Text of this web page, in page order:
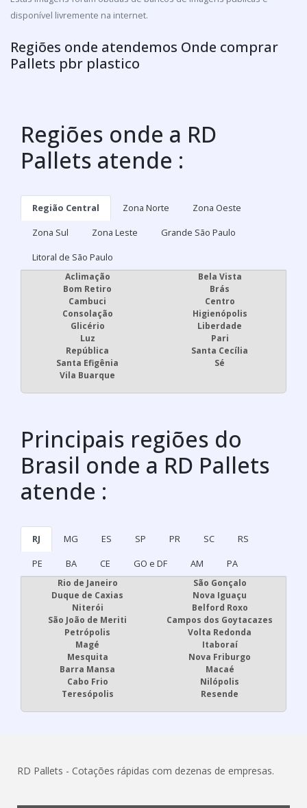
disponível livremente na internet.
Regiões onde atendemos Onde comprar
Pallets pbr plastico
Regiões onde a RD
Pallets atende :
Região Central Zona Norte
Zona Oeste
Zona Sul
Zona Leste
Grande São Paulo
Litoral de São Paulo
Aclimação
Bela Vista
Bom Retiro
Brás
Cambuci
Centro
Consolação
Higienópolis
Glicério
Liberdade
Luz
Pari
República
Santa Cecília
Santa Efigênia
Sé
Vila Buarque
Principais regiões do
Brasil onde a RD Pallets
atende :
RJ MG ES SP PR SC
RS
PE
BA CE GO e DF AM PA
Rio de Janeiro
São Gonçalo
Duque de Caxias
Nova Iguaçu
Niterói
Belford Roxo
São João de Meriti
Campos dos Goytacazes
Petrópolis
Volta Redonda
Magé
Itaboraí
Mesquita
Nova Friburgo
Barra Mansa
Macaé
Cabo Frio
Nilópolis
Teresópolis
Resende
RD Pallets - Cotações rápidas com dezenas de empresas.